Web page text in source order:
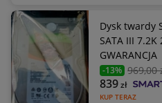
Dysk twardy
SATA III
GWARANCJA
-13% 969,00
KUP TERAZ
839zł